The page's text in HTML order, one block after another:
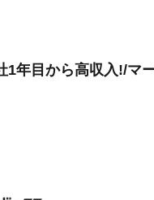
1年目から高収入!/マ